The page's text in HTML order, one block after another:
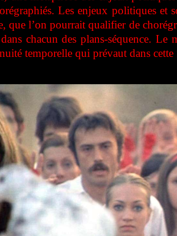
Les enjeux politiques et
que l’on pourrait qualifier de
chacun des plans-séquence.
temporelle qui prévaut dans